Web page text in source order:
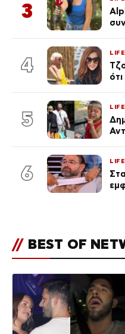
3
4
LIFE
5
LIFE
6
LIFE
// BEST OF